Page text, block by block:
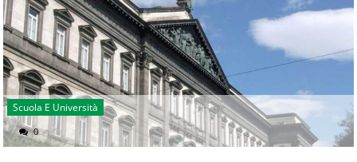
Scuola E Università
0